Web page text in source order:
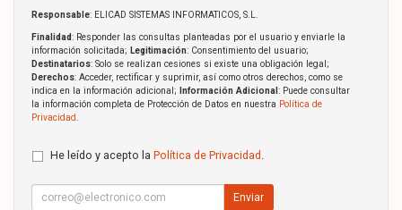
Responsable: ELICAD SISTEMAS INFORMATICOS, S.L.
Finalidad: Responder las consultas planteadas por el usuario y enviarle la
información solicitada; Legitimación: Consentimiento del usuario;
Destinatarios: Solo se realizan cesiones si existe una obligación legal;
Derechos: Acceder, rectificar y suprimir, así como otros derechos, como se
indica en la información adicional;
Información Adicional : Puede consultar
la información completa de Protección de Datos en nuestra Política de
Privacidad
He leído y acepto la Política de Privacidad
Enviar